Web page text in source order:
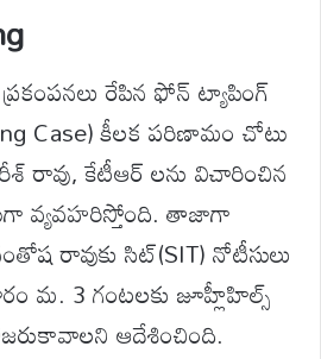
రేపిన ఫోన్ ట్యాపింగ్
Case) కీలక పరిణామం చోటు
రావు, కేటీఆర్ లను విచారించిన
వ్యవహరిస్తోంది. తాజాగా
రావుకు సిట్(SIT) నోటీసులు
మ. 3 గంటలకు జూహ్లీహిల్స్
ఆదేశించింది.